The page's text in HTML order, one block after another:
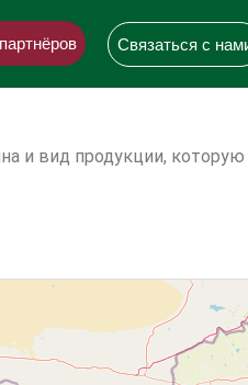
Связаться с
и вид продукции,